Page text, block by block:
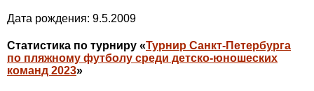
Дата рождения: 9.5.2009
Статистика по турниру «Турнир Санкт-Петербурга
по пляжному футболу среди детско-юношеских
команд 2023»